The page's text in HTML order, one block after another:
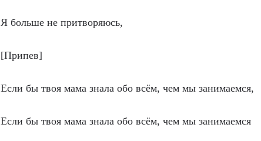
Я больше не притворяюсь,
[Припев]
Если бы твоя мама знала обо всём, чем мы занимаемся,
Если бы твоя мама знала обо всём, чем мы занимаемся